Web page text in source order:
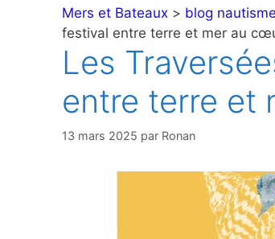
Mers et Bateaux > blog nautisme
festival entre terre et mer au
Les
entre terre et
13 mars 2025 par Ronan